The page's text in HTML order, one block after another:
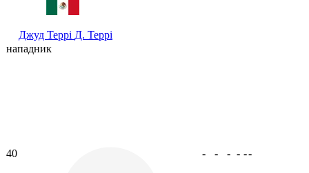
Джуд Террі Д. Террі
нападник
40 - - - - --